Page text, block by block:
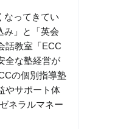
なってきてい
み」と「英会
話教室「ECC
全な塾経営が
の個別指導塾
やサポート体
ネラルマネー